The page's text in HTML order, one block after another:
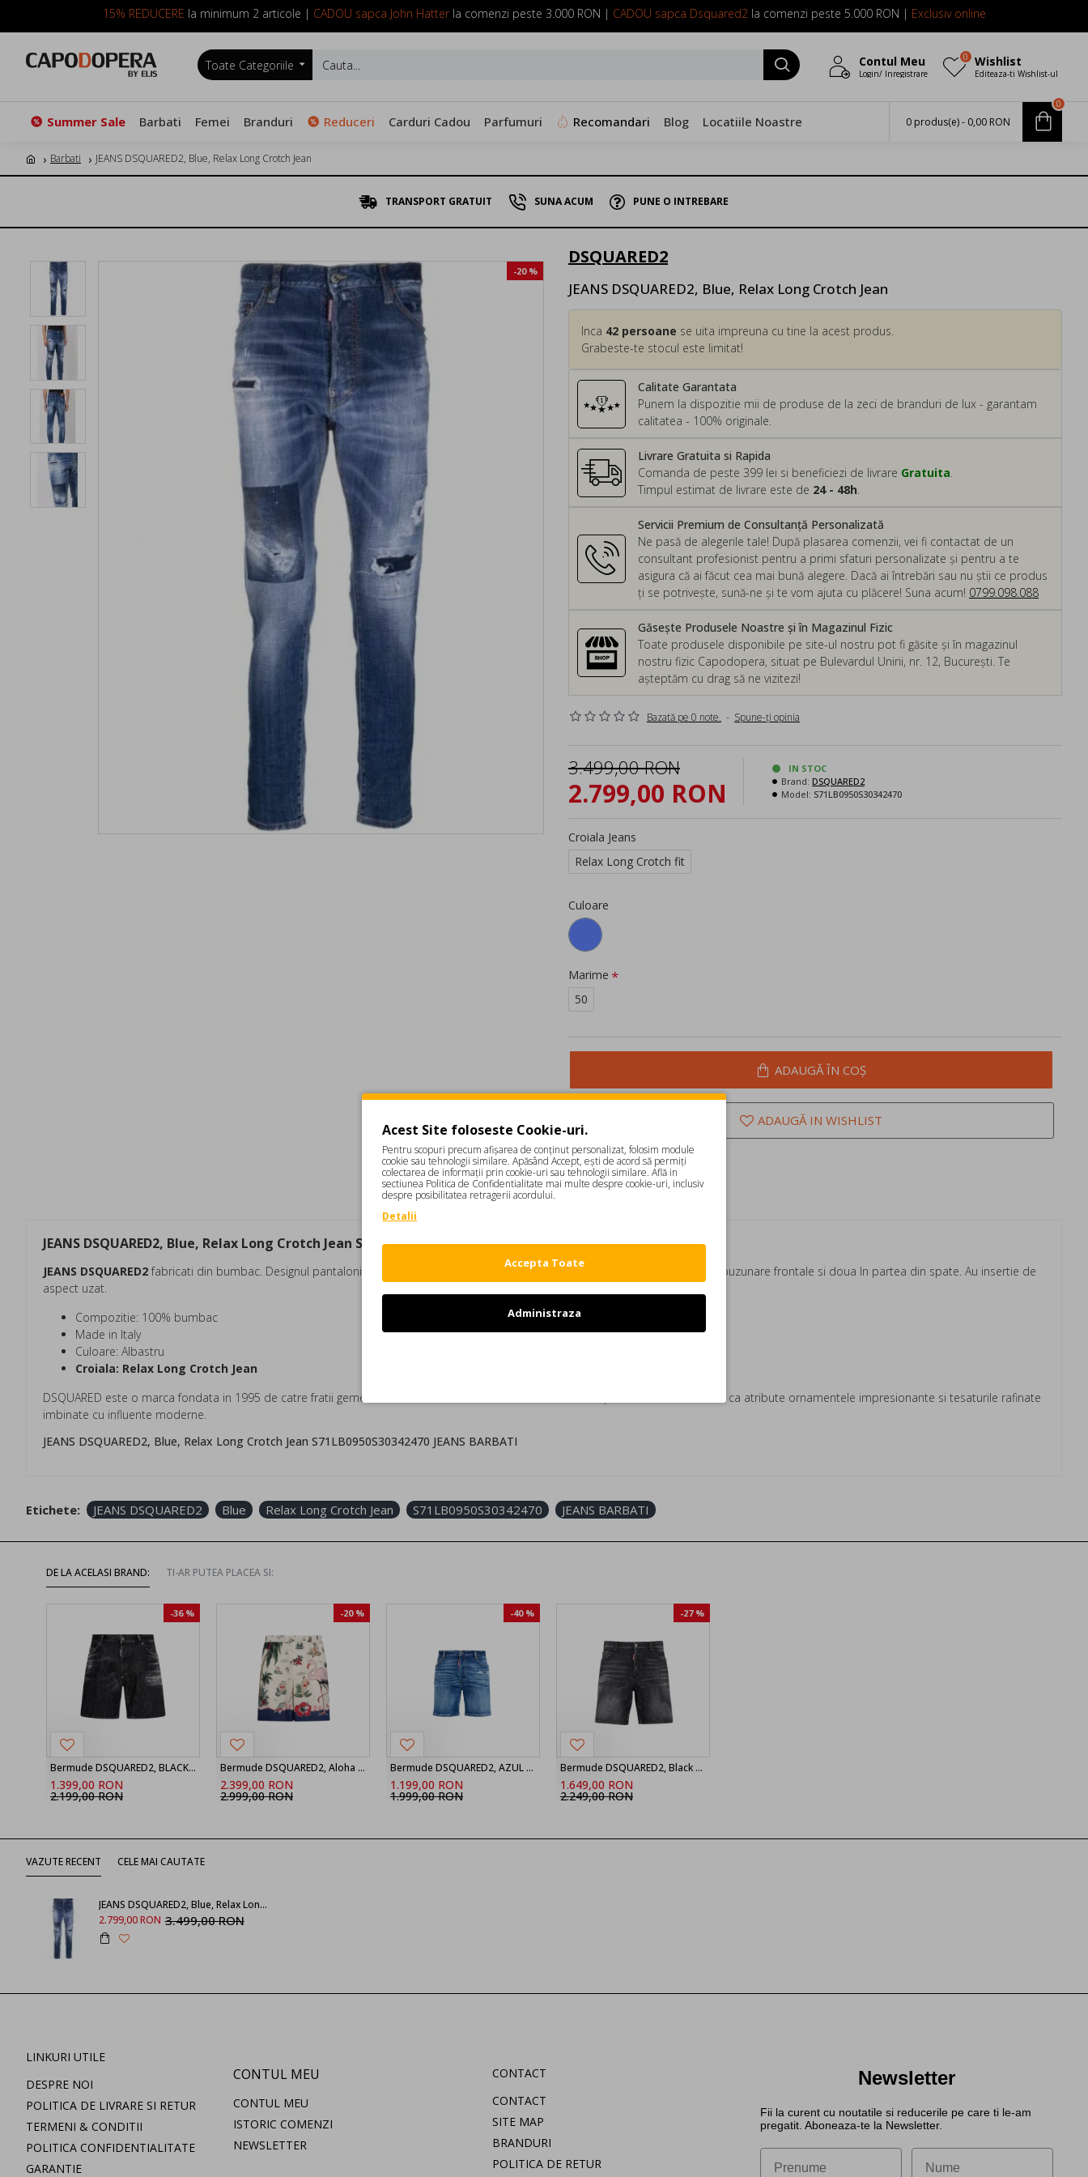
15% REDUCERE la minimum 2 articole | CADOU sapca John Hatterla comenzi peste 3.000 RON | CADOU sapca Dsquared2la comenzi peste 5.000 RON | Exclusiv online
SUNA ACUM: 0799 098 088
Toate Categoriile Contul Meu
Login/ Inregistrare
Wishlist
Editeaza-ti Wishlist-ul
0
Summer Sale Barbati Femei Branduri Reduceri Carduri Cadou Parfumuri Recomandari Blog Locatiile Noastre 0 produs(e) - 0,00 RON
0
Barbati JEANS DSQUARED2, Blue, Relax Long Crotch Jean
TRANSPORT GRATUIT SUNA ACUM PUNE O INTREBARE
-20 %
DSQUARED2
JEANS DSQUARED2, Blue, Relax Long Crotch Jean
Calitate Garantata
Punem la dispozitie mii de produse de la zeci de branduri de lux - garantam
calitatea - 100% originale.
Inca 42 persoane se uita impreuna cu tine la acest produs.
Grabeste-te stocul este limitat!
Servicii Premium de Consultanță Personalizată
Ne pasă de alegerile tale! După plasarea comenzii, vei fi contactat de un
consultant profesionist pentru a primi sfaturi personalizate și pentru a te
asigura că ai făcut cea mai bună alegere. Dacă ai întrebări sau nu știi ce produs
ți se potrivește, sună-ne și te vom ajuta cu plăcere! Suna acum! 0799.098.088
Livrare Gratuita si Rapida
Comanda de peste 399 lei si beneficiezi de livrare Gratuita.
Timpul estimat de livrare este de 24 - 48h.
Găsește Produsele Noastre și în Magazinul Fizic
Toate produsele disponibile pe site-ul nostru pot fi găsite și în magazinul
nostru fizic Capodopera, situat pe Bulevardul Unirii, nr. 12, București. Te
așteptăm cu drag să ne vizitezi!
Bazată pe 0 note. - Spune-ţi opinia
2.799,00 RON
3.499,00 RON
IN STOC
Brand: DSQUARED2
Model: S71LB0950S30342470
Croiala Jeans
Relax Long Crotch fit
Culoare
Marime
50
ADAUGĂ ÎN COŞ
ADAUGĂ IN WISHLIST
DESCRIERE
JEANS DSQUARED2, Blue, Relax Long Crotch Jean S71LB0950S30342470
JEANS DSQUARED2 fabricati din bumbac. Designul pantalonilor este o combinatie intre stilurile: italian, britanic si canadian. Doua buzunare frontale si doua In partea din spate. Au insertie de
aspect uzat.
Compozitie: 100% bumbac
Made in Italy
Culoare: Albastru
Croiala: Relax Long Crotch Jean
DSQUARED este o marca fondata in 1995 de catre fratii gemeni canadieni Dean si Dan Caten. Colectiile DSQUARED2 indraznete au ca atribute ornamentele impresionante si tesaturile rafinate
imbinate cu influente moderne.
JEANS DSQUARED2, Blue, Relax Long Crotch Jean S71LB0950S30342470 JEANS BARBATI
Etichete: JEANS DSQUARED2 Blue Relax Long Crotch Jean S71LB0950S30342470 JEANS BARBATI
DE LA ACELASI BRAND: TI-AR PUTEA PLACEA SI:
-36 %
Bermude DSQUARED2, BLACK ‘Marine’ denim shorts
1.399,00 RON
2.199,00 RON
-20 %
Bermude DSQUARED2, Aloha Souvenir Boxer Shorts
2.399,00 RON
2.999,00 RON
-40 %
Bermude DSQUARED2, AZUL MARINO Shorts vaqueros ‘Marine’, Bleu
1.199,00 RON
1.999,00 RON
-27 %
Bermude DSQUARED2, Black Fog Wash Marine Shorts
1.649,00 RON
2.249,00 RON
VAZUTE RECENT CELE MAI CAUTATE
JEANS DSQUARED2, Blue, Relax Long Crotch Jean
2.799,00 RON 3.499,00 RON
LINKURI UTILE
DESPRE NOI
POLITICA DE LIVRARE SI RETUR
TERMENI & CONDITII
POLITICA CONFIDENTIALITATE
GARANTIE
CONTUL MEU
CONTUL MEU
ISTORIC COMENZI
NEWSLETTER
CONTACT
CONTACT
SITE MAP
BRANDURI
POLITICA DE RETUR
Newsletter
Fii la curent cu noutatile si reducerile pe care ti le-am
pregatit. Aboneaza-te la Newsletter.
Acest Site foloseste Cookie-uri.
Pentru scopuri precum afișarea de conținut personalizat, folosim module
cookie sau tehnologii similare. Apăsând Accept, ești de acord să permiți
colectarea de informații prin cookie-uri sau tehnologii similare. Află in
sectiunea Politica de Confidentialitate mai multe despre cookie-uri, inclusiv
despre posibilitatea retragerii acordului.
Detalii
Accepta Toate
Administraza